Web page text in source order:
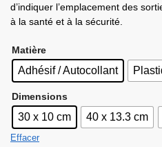
d’indiquer l’emplacement des
à la santé et à la sécurité.
Matière
Adhésif / Autocollant
Dimensions
30 x 10 cm 40 x 13.3 cm
Effacer